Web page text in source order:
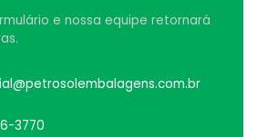
e nossa equipe retornará
3770